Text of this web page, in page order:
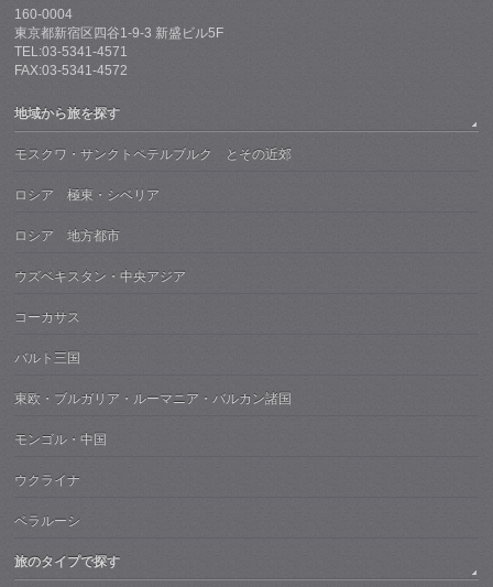
160-0004
東京都新宿区四谷1-9-3 新盛ビル5F
TEL:03-5341-4571
FAX:03-5341-4572
地域から旅を探す
モスクワ・サンクトペテルブルク とその近郊
ロシア 極東・シベリア
ロシア 地方都市
ウズベキスタン・中央アジア
コーカサス
バルト三国
東欧・ブルガリア・ルーマニア・バルカン諸国
モンゴル・中国
ウクライナ
ベラルーシ
旅のタイプで探す